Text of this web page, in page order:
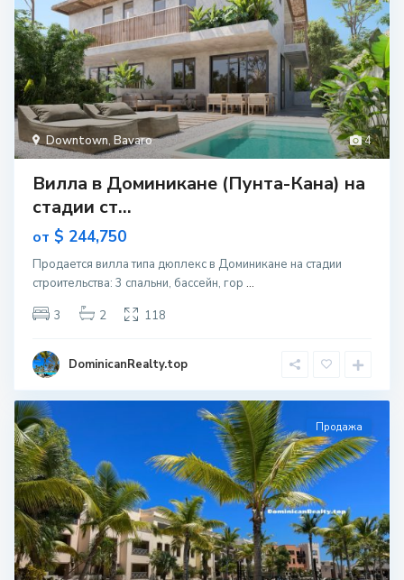
4
Downtown, Bavaro
Вилла в Доминикане (Пунта-Кана) на
стадии ст...
от $ 244,750
Продается вилла типа дюплекс в Доминикане на стадии
строительcтва: 3 спальни, бассейн, гор ...
3
2 118
DominicanRealty.top
Продажа